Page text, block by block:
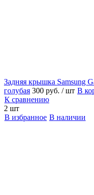
Задняя крышка Samsung
голубая 300 руб. / шт В
К сравнению
2 шт
В избранное В наличии